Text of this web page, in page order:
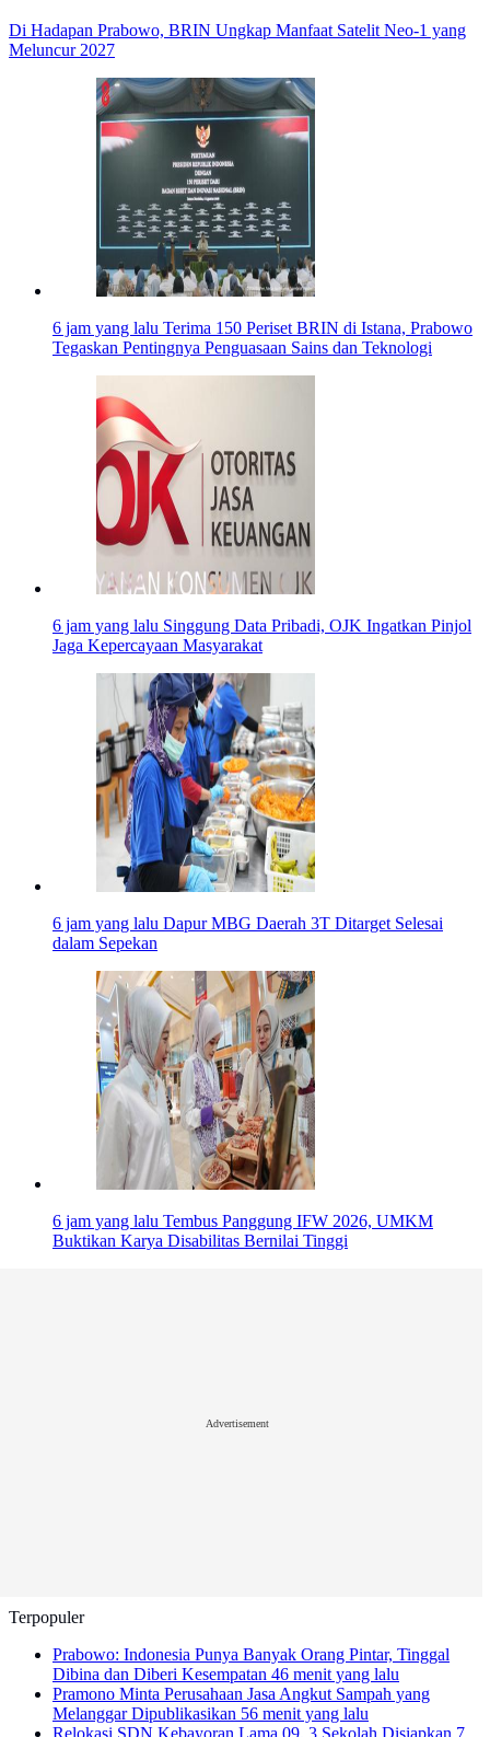
Di Hadapan Prabowo, BRIN Ungkap Manfaat Satelit Neo-1 yang
Meluncur 2027
6 jam yang lalu Terima 150 Periset BRIN di Istana, Prabowo
Tegaskan Pentingnya Penguasaan Sains dan Teknologi
6 jam yang lalu Singgung Data Pribadi, OJK Ingatkan Pinjol
Jaga Kepercayaan Masyarakat
6 jam yang lalu Dapur MBG Daerah 3T Ditarget Selesai
dalam Sepekan
6 jam yang lalu Tembus Panggung IFW 2026, UMKM
Buktikan Karya Disabilitas Bernilai Tinggi
Advertisement
Terpopuler
Prabowo: Indonesia Punya Banyak Orang Pintar, Tinggal
Dibina dan Diberi Kesempatan 46 menit yang lalu
Pramono Minta Perusahaan Jasa Angkut Sampah yang
Melanggar Dipublikasikan 56 menit yang lalu
Relokasi SDN Kebayoran Lama 09, 3 Sekolah Disiapkan 7